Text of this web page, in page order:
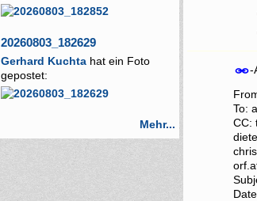
20260803_182629
Gerhard Kuchta hat ein Foto
gepostet:
Mehr...
-
To:
CC: